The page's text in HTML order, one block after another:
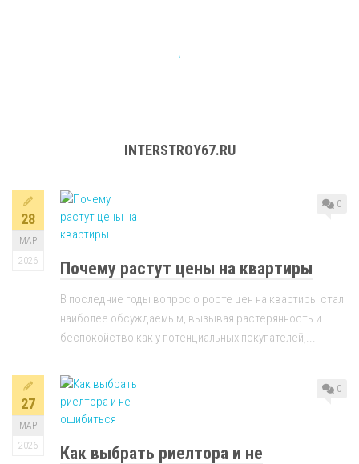
INTERSTROY67.RU
28
МАР
2026
0
Почему растут цены на квартиры
В последние годы вопрос о росте цен на квартиры стал
наиболее обсуждаемым, вызывая растерянность и
беспокойство как у потенциальных покупателей,...
27
МАР
2026
0
Как выбрать риелтора и не